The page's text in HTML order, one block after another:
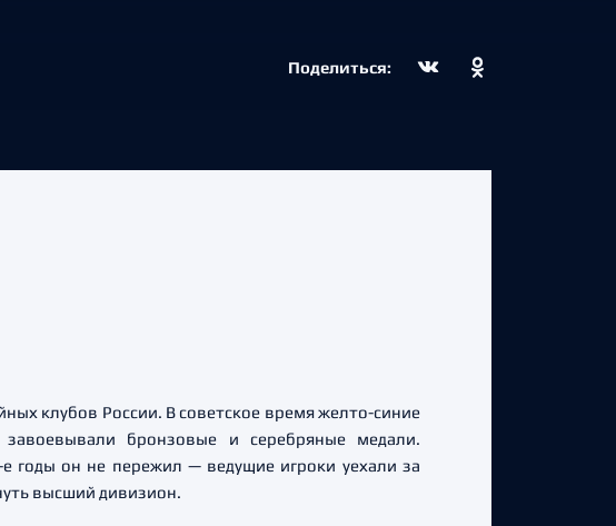
Поделиться:
клубов России. В советское время желто-синие
бронзовые и серебряные медали.
годы он не пережил — ведущие игроки уехали за
высший дивизион.